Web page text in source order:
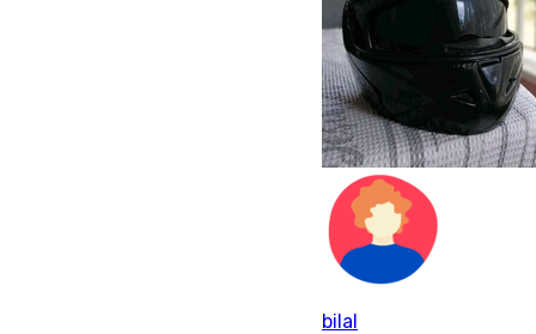
bilal